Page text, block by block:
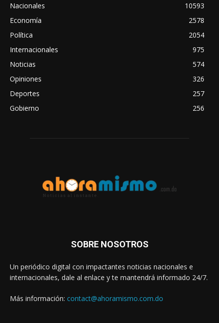
Nacionales
10593
Economía
2578
Política
2054
Internacionales
975
Noticias
574
Opiniones
326
Deportes
257
Gobierno
256
SOBRE NOSOTROS
Un periódico digital con impactantes noticias nacionales e
internacionales, dale al enlace y te mantendrá informado 24/7.
Más información: contact@ahoramismo.com.do